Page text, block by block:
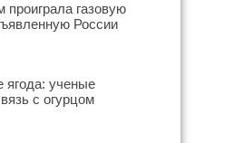
проиграла газовую
России
ягода: ученые
с огурцом